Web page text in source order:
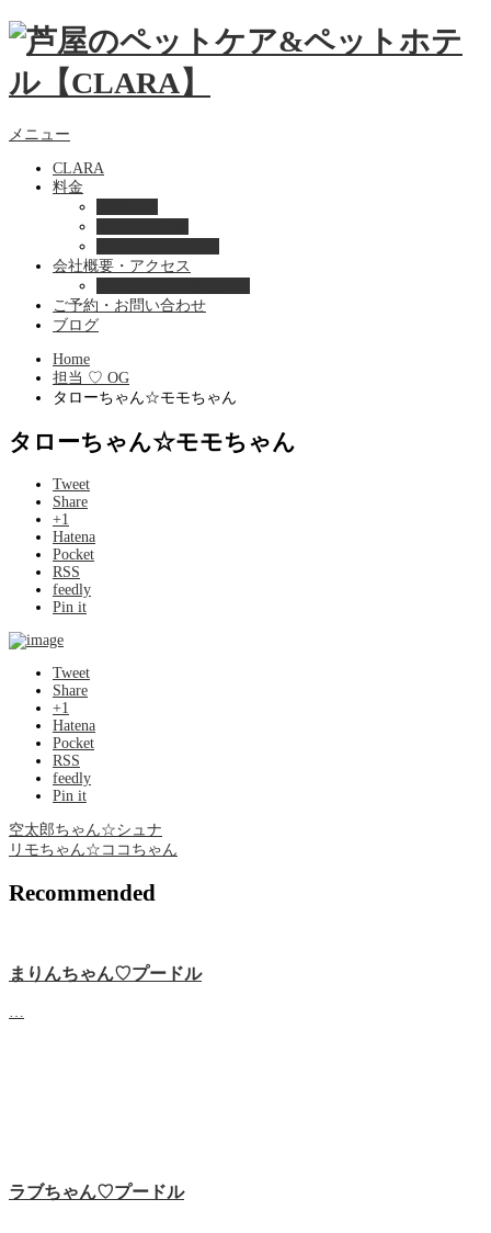
メニュー
CLARA
料金
会社概要・アクセス
ご予約・お問い合わせ
ブログ
Home
担当 ♡ OG
タローちゃん☆モモちゃん
タローちゃん☆モモちゃん
Tweet
Share
+1
Hatena
Pocket
RSS
feedly
Pin it
Tweet
Share
+1
Hatena
Pocket
RSS
feedly
Pin it
空太郎ちゃん☆シュナ
リモちゃん☆ココちゃん
Recommended
まりんちゃん♡プードル
ラブちゃん♡プードル